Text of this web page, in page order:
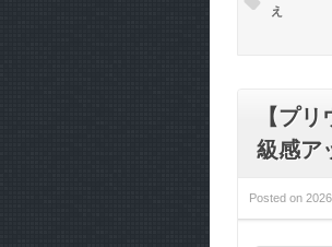
え
【プ
級感ア
Posted on